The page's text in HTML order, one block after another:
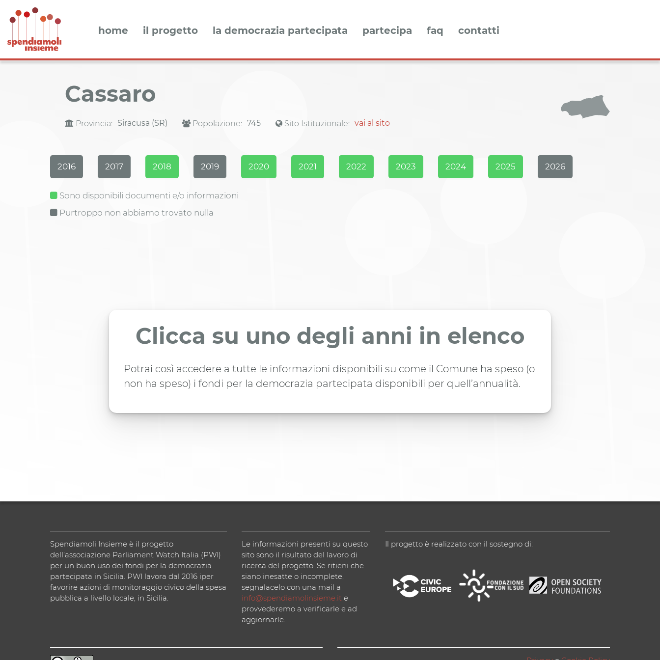
home il progetto la democrazia partecipata partecipa faq contatti
Cassaro
Provincia: Siracusa (SR) Popolazione: 745 Sito Istituzionale: vai al sito
2016 2017 2018 2019 2020 2021 2022 2023 2024 2025 2026
Sono disponibili documenti e/o informazioni
Purtroppo non abbiamo trovato nulla
Clicca su uno degli anni in elenco
Potrai così accedere a tutte le informazioni disponibili su come il Comune ha speso (o
non ha speso) i fondi per la democrazia partecipata disponibili per quell’annualità.
Spendiamoli Insieme è il progetto
dell’associazione Parliament Watch Italia (PWI)
per un buon uso dei fondi per la democrazia
partecipata in Sicilia. PWI lavora dal 2016 iper
favorire azioni di monitoraggio civico della spesa
pubblica a livello locale, in Sicilia.
Le informazioni presenti su questo
sito sono il risultato del lavoro di
ricerca del progetto. Se ritieni che
siano inesatte o incomplete,
segnalacelo con una mail a
info@spendiamolinsieme.ite
provvederemo a verificarle e ad
aggiornarle.
Il progetto è realizzato con il sostegno di: